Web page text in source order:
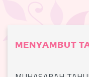
MENYAMBUT